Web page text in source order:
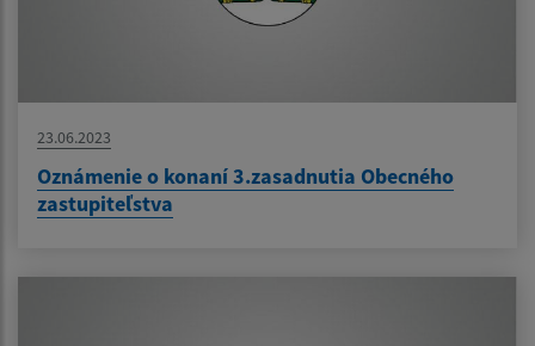
23.06.2023
Oznámenie o konaní 3.zasadnutia Obecného
zastupiteľstva